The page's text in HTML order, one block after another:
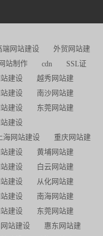
端网站建设
外贸网站建
站制作 cdn
SSL证
建设
越秀网站建
建设
南沙网站建
建设
东莞网站建
建设
海网站建设
重庆网站建
建设
黄埔网站建
建设
白云网站建
建设
从化网站建
建设
南海网站建
建设
东莞网站建
站建设
惠东网站建